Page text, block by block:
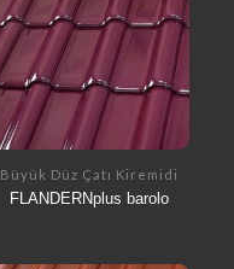
Büyük Düz Çatı Kiremidi
FLANDERNplus barolo